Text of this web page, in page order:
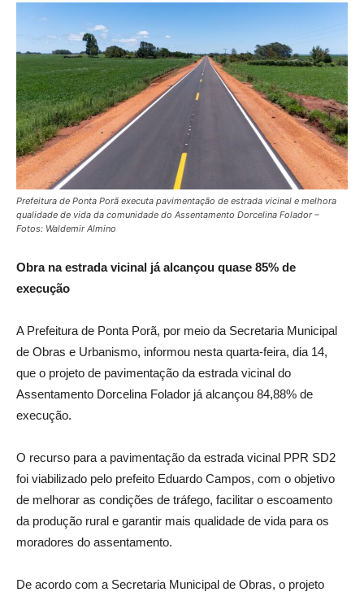
Prefeitura de Ponta Porã executa pavimentação de estrada vicinal e melhora
qualidade de vida da comunidade do Assentamento Dorcelina Folador –
Fotos: Waldemir Almino
Obra na estrada vicinal já alcançou quase 85% de
execução
A Prefeitura de Ponta Porã, por meio da Secretaria Municipal
de Obras e Urbanismo, informou nesta quarta-feira, dia 14,
que o projeto de pavimentação da estrada vicinal do
Assentamento Dorcelina Folador já alcançou 84,88% de
execução.
O recurso para a pavimentação da estrada vicinal PPR SD2
foi viabilizado pelo prefeito Eduardo Campos, com o objetivo
de melhorar as condições de tráfego, facilitar o escoamento
da produção rural e garantir mais qualidade de vida para os
moradores do assentamento.
De acordo com a Secretaria Municipal de Obras, o projeto